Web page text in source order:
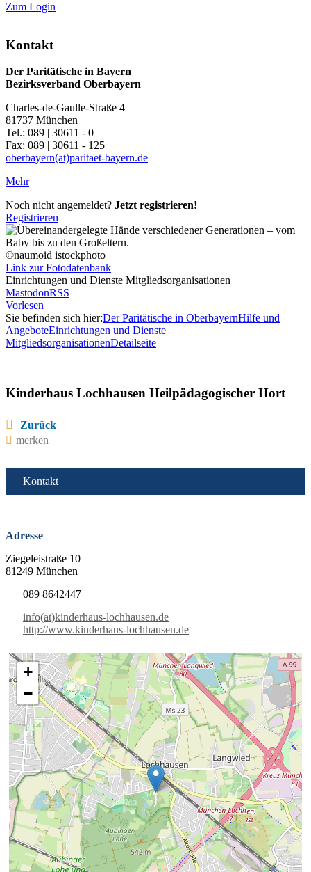
Zum Login
Kontakt
Der Paritätische in Bayern
Bezirksverband Oberbayern
Charles-de-Gaulle-Straße 4
81737 München
Tel.: 089 | 30611 - 0
Fax: 089 | 30611 - 125
oberbayern(at)paritaet-bayern.de
Mehr
Noch nicht angemeldet? Jetzt registrieren!
Registrieren
©naumoid istockphoto
Link zur Fotodatenbank
Einrichtungen und Dienste Mitgliedsorganisationen
MastodonRSS
Vorlesen
Sie befinden sich hier:Der Paritätische in OberbayernHilfe und
AngeboteEinrichtungen und Dienste
MitgliedsorganisationenDetailseite
Kinderhaus Lochhausen Heilpädagogischer Hort
Zurück
merken
Kontakt
Adresse
Ziegeleistraße 10
81249 München
089 8642447
info(at)kinderhaus-lochhausen.de
http://www.kinderhaus-lochhausen.de
+
−